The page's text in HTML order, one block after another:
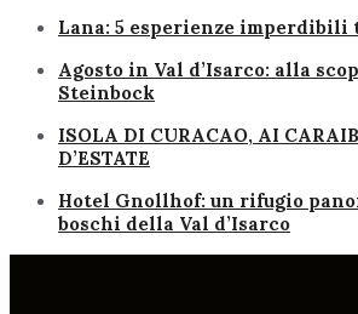
Lana: 5 esperienze imperdibili
Agosto in Val d’Isarco: alla
Steinbock
ISOLA DI CURACAO, AI
D’ESTATE
Hotel Gnollhof: un rifugio
boschi della Val d’Isarco